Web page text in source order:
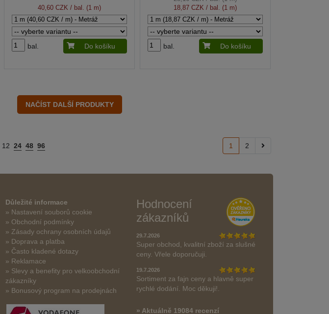
40,60 CZK / bal. (1 m)
bal. Do košíku
18,87 CZK / bal. (1 m)
bal. Do košíku
12 24 48 96 1 2
Důležité informace
» Nastavení souborů cookie
» Obchodní podmínky
» Zásady ochrany osobních údajů
» Doprava a platba
» Často kladené dotazy
» Reklamace
» Slevy a benefity pro velkoobchodní
zákazníky
» Bonusový program na prodejnách
Hodnocení
zákazníků
29.7.2026
Super obchod, kvalitní zboží za slušné
ceny. Vřele doporučuji.
19.7.2026
Sortiment za fajn ceny a hlavně super
rychlé dodání. Moc děkuji!.
» Aktuálně 19084 recenzí